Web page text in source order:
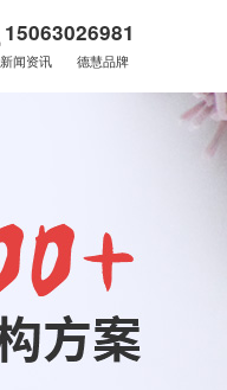
15063026981
新闻资讯 德慧品牌